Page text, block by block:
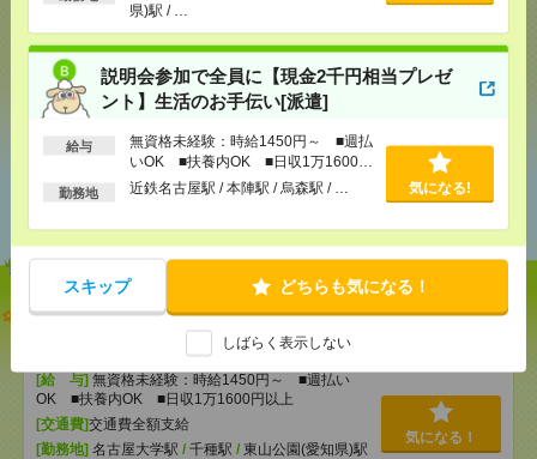
県)駅 / …
説明会参加で全員に【現金2千円相当プレゼ
ント】生活のお手伝い[派遣]
給与
無資格未経験：時給1450円～ ■週払
いOK ■扶養内OK ■日収1万1600円
以上
勤務地 近鉄名古屋駅 / 本陣駅 / 烏森駅 / … 気になる!
スキップ どちらも気になる！
しばらく表示しない
メールで送る LINE
シェア ツイート
あなたの閲覧履歴からの
【オープニング募集】おばあちゃんのお散歩付き添
いも仕事の1つ[派遣]
[給 与] 無資格未経験：時給1450円～ ■週払い
OK ■扶養内OK ■日収1万1600円以上
[交通費]交通費全額支給
[勤務地] 名古屋大学駅 / 千種駅 / 東山公園(愛知県)駅
気になる！